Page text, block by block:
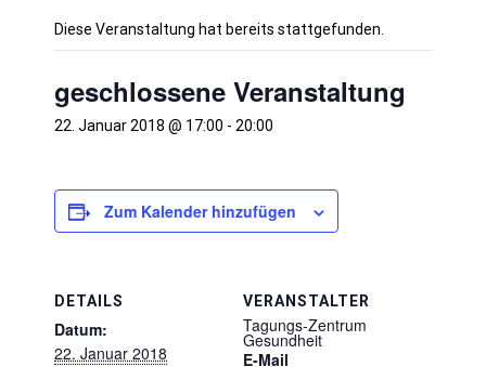
Diese Veranstaltung hat bereits stattgefunden.
geschlossene Veranstaltung
22. Januar 2018 @ 17:00 - 20:00
Zum Kalender hinzufügen
DETAILS
Datum:
22. Januar 2018
VERANSTALTER
Tagungs-Zentrum
Gesundheit
E-Mail